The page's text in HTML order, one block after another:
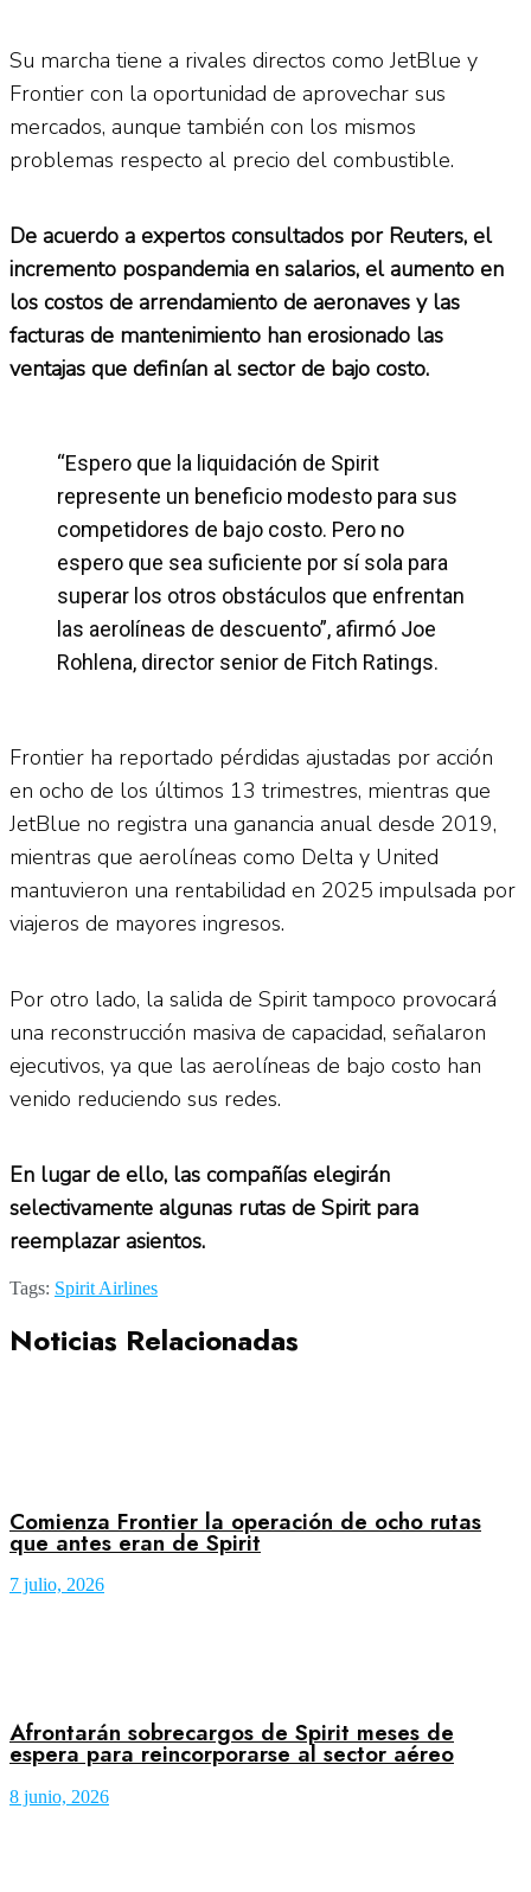
Su marcha tiene a rivales directos como JetBlue y
Frontier con la oportunidad de aprovechar sus
mercados, aunque también con los mismos
problemas respecto al precio del combustible.
De acuerdo a expertos consultados por Reuters, el
incremento pospandemia en salarios, el aumento en
los costos de arrendamiento de aeronaves y las
facturas de mantenimiento han erosionado las
ventajas que definían al sector de bajo costo.
“Espero que la liquidación de Spirit
represente un beneficio modesto para sus
competidores de bajo costo. Pero no
espero que sea suficiente por sí sola para
superar los otros obstáculos que enfrentan
las aerolíneas de descuento”, afirmó Joe
Rohlena, director senior de Fitch Ratings.
Frontier ha reportado pérdidas ajustadas por acción
en ocho de los últimos 13 trimestres, mientras que
JetBlue no registra una ganancia anual desde 2019,
mientras que aerolíneas como Delta y United
mantuvieron una rentabilidad en 2025 impulsada por
viajeros de mayores ingresos.
Por otro lado, la salida de Spirit tampoco provocará
una reconstrucción masiva de capacidad, señalaron
ejecutivos, ya que las aerolíneas de bajo costo han
venido reduciendo sus redes.
En lugar de ello, las compañías elegirán
selectivamente algunas rutas de Spirit para
reemplazar asientos.
Tags: Spirit Airlines
Noticias Relacionadas
Comienza Frontier la operación de ocho rutas
que antes eran de Spirit
7 julio, 2026
Afrontarán sobrecargos de Spirit meses de
espera para reincorporarse al sector aéreo
8 junio, 2026